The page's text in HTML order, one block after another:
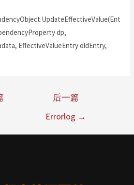
dp,
EffectiveValueEntry oldEntry,
后一篇
Errorlog →